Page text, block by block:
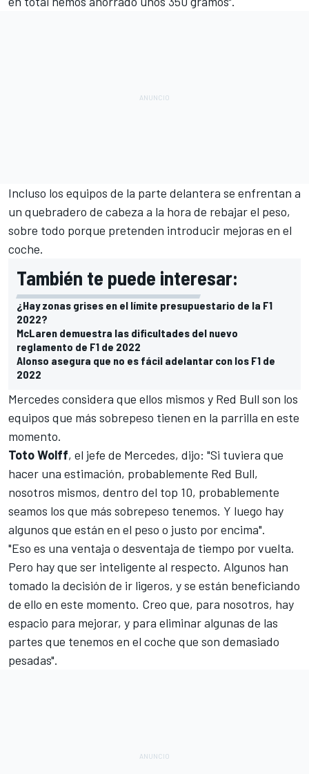
Incluso los equipos de la parte delantera se enfrentan a
un quebradero de cabeza a la hora de rebajar el peso,
sobre todo porque pretenden introducir mejoras en el
coche.
También te puede interesar:
¿Hay zonas grises en el límite presupuestario de la F1
2022?
McLaren demuestra las dificultades del nuevo
reglamento de F1 de 2022
Alonso asegura que no es fácil adelantar con los F1 de
2022
Mercedes considera que ellos mismos y Red Bull son los
equipos que más sobrepeso tienen en la parrilla en este
momento.
Toto Wolff, el jefe de Mercedes, dijo: "Si tuviera que
hacer una estimación, probablemente Red Bull,
nosotros mismos, dentro del top 10, probablemente
seamos los que más sobrepeso tenemos. Y luego hay
algunos que están en el peso o justo por encima".
"Eso es una ventaja o desventaja de tiempo por vuelta.
Pero hay que ser inteligente al respecto. Algunos han
tomado la decisión de ir ligeros, y se están beneficiando
de ello en este momento. Creo que, para nosotros, hay
espacio para mejorar, y para eliminar algunas de las
partes que tenemos en el coche que son demasiado
pesadas".